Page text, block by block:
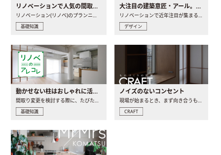
リノベーションで人気の間取りとは？トレンドの間取りと実例を徹底解説
基礎知識
大注目の建築意匠・アール。人気の理由と空間に取り入れるポイント
デザイン
動かせない柱はおしゃれに活用！柱を魅せるリノベーション(リノベ)4選
基礎知識
ノイズのないコンセント
CRAFT